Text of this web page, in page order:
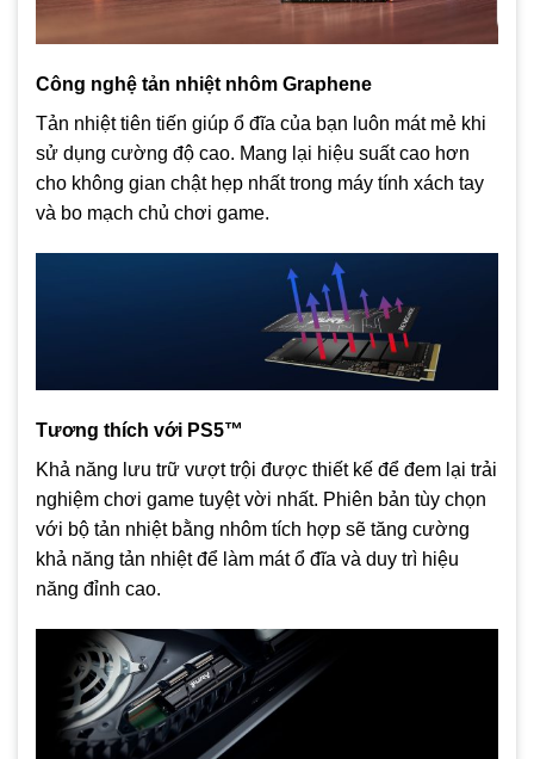
Công nghệ tản nhiệt nhôm Graphene
Tản nhiệt tiên tiến giúp ổ đĩa của bạn luôn mát mẻ khi
sử dụng cường độ cao. Mang lại hiệu suất cao hơn
cho không gian chật hẹp nhất trong máy tính xách tay
và bo mạch chủ chơi game.
Tương thích với PS5™
Khả năng lưu trữ vượt trội được thiết kế để đem lại trải
nghiệm chơi game tuyệt vời nhất. Phiên bản tùy chọn
với bộ tản nhiệt bằng nhôm tích hợp sẽ tăng cường
khả năng tản nhiệt để làm mát ổ đĩa và duy trì hiệu
năng đỉnh cao.